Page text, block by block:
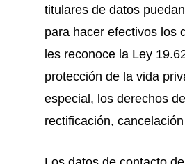
titulares de datos
para hacer efectivos los
les reconoce la Ley
protección de la vida
especial, los derechos
rectificación,